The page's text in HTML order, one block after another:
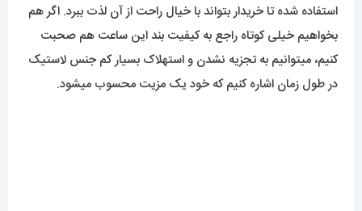
استفاده شده تا خریدار بتواند با خیال راحت از آن لذت ببرد. اگر هم
بخواهیم خیلی کوتاه راجع به کیفیت بند این ساعت هم صحبت
کنیم، میتوانیم به تجزیه نشدن و استهلاک بسیار کم جنس لاستیک
در طول زمان اشاره کنیم که خود یک مزیت محسوب میشود.